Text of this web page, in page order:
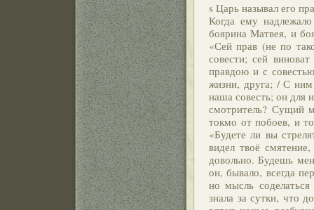
s Царь называл его
Когда ему
боярина Матвея, и
«Сей прав (не по
совести; сей
правдою и с
жизни, друга; / С
наша совесть; он для
смотритель? Сущий
токмо от побоев, и
«Будете ли вы
видел твоё
довольно. Будешь
он, бывало, всегда
но мысль
знала за сутки, что